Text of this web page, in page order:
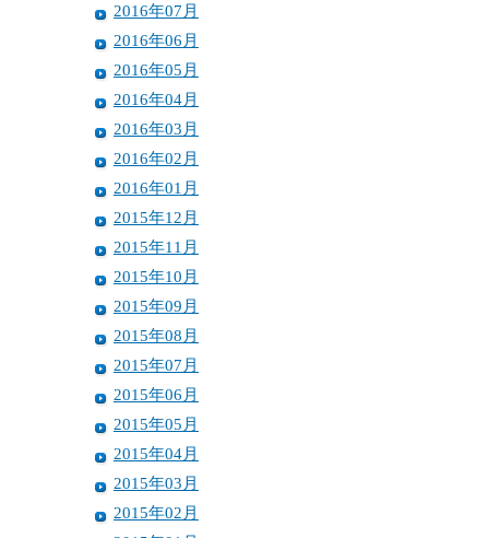
2016年07月
2016年06月
2016年05月
2016年04月
2016年03月
2016年02月
2016年01月
2015年12月
2015年11月
2015年10月
2015年09月
2015年08月
2015年07月
2015年06月
2015年05月
2015年04月
2015年03月
2015年02月